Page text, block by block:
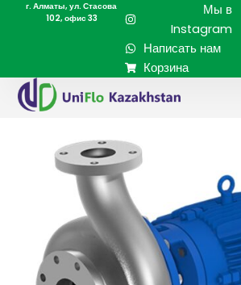
Перейтиг. Алматы, ул. Стасова
102, офис 33
Мы в
Instagram
Написать нам
Корзина